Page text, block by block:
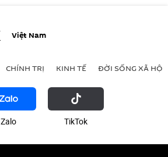
Việt Nam
CHÍNH TRỊ KINH TẾ ĐỜI SỐNG XÃ HỘI
Zalo ТikТоk